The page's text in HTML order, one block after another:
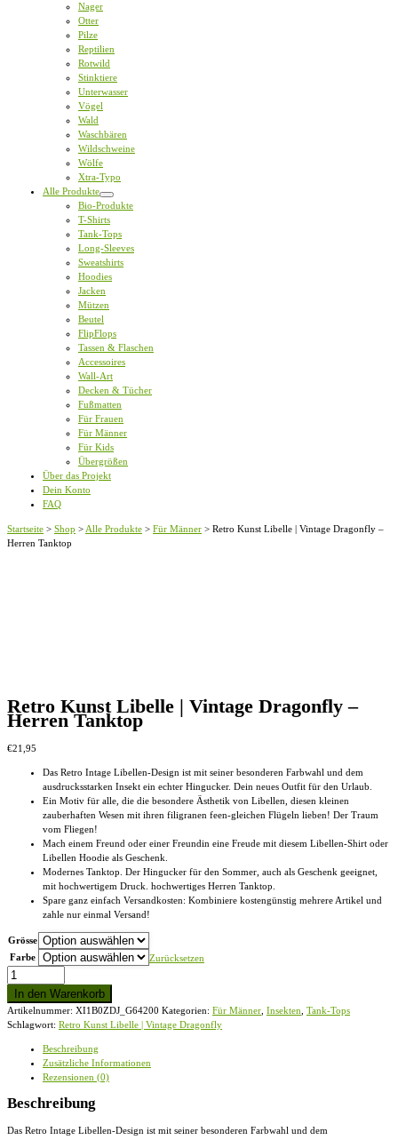
Nager
Otter
Pilze
Reptilien
Rotwild
Stinktiere
Unterwasser
Vögel
Wald
Waschbären
Wildschweine
Wölfe
Xtra-Typo
Alle Produkte
Bio-Produkte
T-Shirts
Tank-Tops
Long-Sleeves
Sweatshirts
Hoodies
Jacken
Mützen
Beutel
FlipFlops
Tassen & Flaschen
Accessoires
Wall-Art
Decken & Tücher
Fußmatten
Für Frauen
Für Männer
Für Kids
Übergrößen
Über das Projekt
Dein Konto
FAQ
Startseite > Shop > Alle Produkte > Für Männer > Retro Kunst Libelle | Vintage Dragonfly –
Herren Tanktop
Retro Kunst Libelle | Vintage Dragonfly –
Herren Tanktop
€21,95
Das Retro Intage Libellen-Design ist mit seiner besonderen Farbwahl und dem
ausdrucksstarken Insekt ein echter Hingucker. Dein neues Outfit für den Urlaub.
Ein Motiv für alle, die die besondere Ästhetik von Libellen, diesen kleinen
zauberhaften Wesen mit ihren filigranen feen-gleichen Flügeln lieben! Der Traum
vom Fliegen!
Mach einem Freund oder einer Freundin eine Freude mit diesem Libellen-Shirt oder
Libellen Hoodie als Geschenk.
Modernes Tanktop. Der Hingucker für den Sommer, auch als Geschenk geeignet,
mit hochwertigem Druck. hochwertiges Herren Tanktop.
Spare ganz einfach Versandkosten: Kombiniere kostengünstig mehrere Artikel und
zahle nur einmal Versand!
Grösse
Farbe
Zurücksetzen
Retro
Kunst
Libelle
|
Vintage
Dragonfly
Menge
In den Warenkorb
Artikelnummer: XI1B0ZDJ_G64200 Kategorien: Für Männer Insekten Tank-Tops
Schlagwort: Retro Kunst Libelle | Vintage Dragonfly
Beschreibung
Zusätzliche Informationen
Rezensionen (0)
Beschreibung
Das Retro Intage Libellen-Design ist mit seiner besonderen Farbwahl und dem